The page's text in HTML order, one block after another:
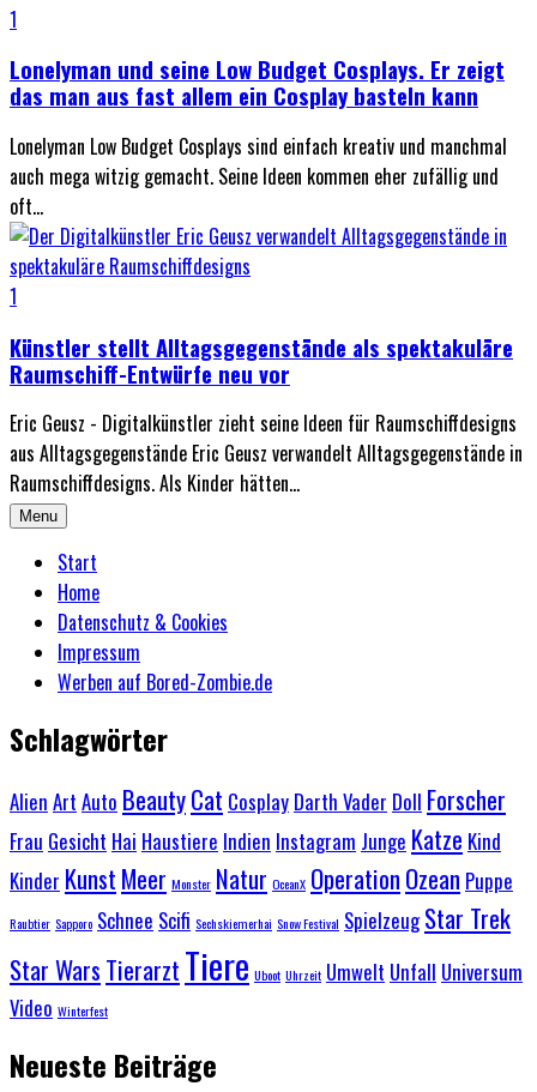
1
Lonelyman und seine Low Budget Cosplays. Er zeigt
das man aus fast allem ein Cosplay basteln kann
Lonelyman Low Budget Cosplays sind einfach kreativ und manchmal
auch mega witzig gemacht. Seine Ideen kommen eher zufällig und
oft...
1
Künstler stellt Alltagsgegenstände als spektakuläre
Raumschiff-Entwürfe neu vor
Eric Geusz - Digitalkünstler zieht seine Ideen für Raumschiffdesigns
aus Alltagsgegenstände Eric Geusz verwandelt Alltagsgegenstände in
Raumschiffdesigns. Als Kinder hätten...
Menu
Start
Home
Datenschutz & Cookies
Impressum
Werben auf Bored-Zombie.de
Schlagwörter
Alien Art Auto BeautyCat Cosplay Darth Vader Doll Forscher
Frau Gesicht Hai Haustiere Indien Instagram Junge Katze Kind
Kinder KunstMeer Monster Natur OceanX OperationOzean Puppe
Raubtier Sapporo Schnee Scifi Sechskiemerhai Snow Festival Spielzeug Star Trek
Star WarsTierarztTiere Uboot Uhrzeit Umwelt Unfall Universum
Video Winterfest
Neueste Beiträge